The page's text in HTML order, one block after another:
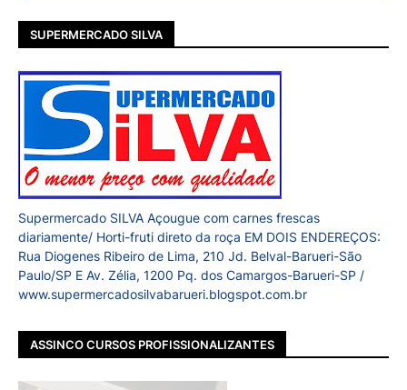
SUPERMERCADO SILVA
Supermercado SILVA Açougue com carnes frescas
diariamente/ Horti-fruti direto da roça EM DOIS ENDEREÇOS:
Rua Diogenes Ribeiro de Lima, 210 Jd. Belval-Barueri-São
Paulo/SP E Av. Zélia, 1200 Pq. dos Camargos-Barueri-SP /
www.supermercadosilvabarueri.blogspot.com.br
ASSINCO CURSOS PROFISSIONALIZANTES